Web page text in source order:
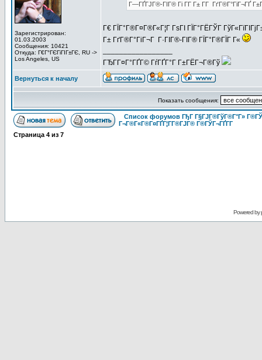
Зарегистрирован:
01.03.2003
Сообщения: 10421
Откуда: Г€Г°ГЄГіГІГ±ГЄ, RU ->
Los Angeles, US
Г—ГҐГЈГ®-ГІГ® Гі Г­Г Г± Г­Г ГґГ®Г°ГіГ¬ГҐ
Г€ ГЇГ°Г®Г¤Г®Г«Г¦Г ГѕГІ ГЇГ°ГЁГЎГ
Г± ГґГ®Г°ГіГ¬Г Г·ГІГ®-ГІГ® ГЇГ°Г®ГЇГ Г«
ГЂГ­Г¤Г°ГҐГ© ГѓГҐГ°Г Г±ГЁГ¬Г®Гў
Вернуться к началу
Показать сообщения:
Список форумов ГђГ Г§ГЈГ®ГўГ®Г°Г»
Г¬Г®Г«Г®Г¤ГҐГ¦Г­Г®ГЈГ® Г®ГЎГ¬ГҐГ­Г
Страница 4 из 7
Powered by